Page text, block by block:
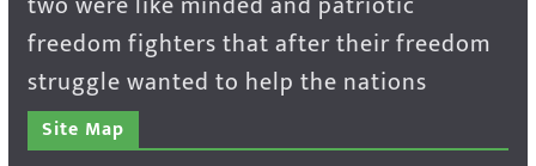
freedom fighters that after their freedom
struggle wanted to help the nations
Site Map